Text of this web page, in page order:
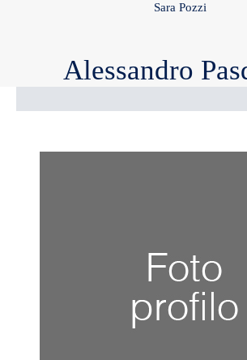
Sara Pozzi
Alessandro